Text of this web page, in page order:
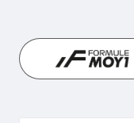
content
F
Les